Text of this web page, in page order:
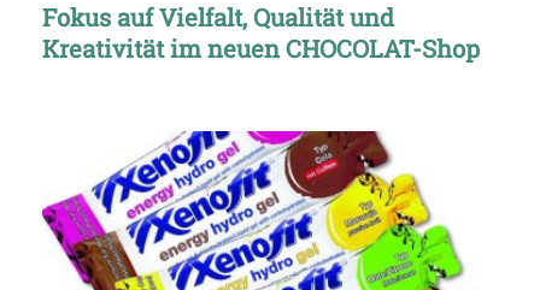
Fokus auf Vielfalt, Qualität und
Kreativität im neuen CHOCOLAT-Shop